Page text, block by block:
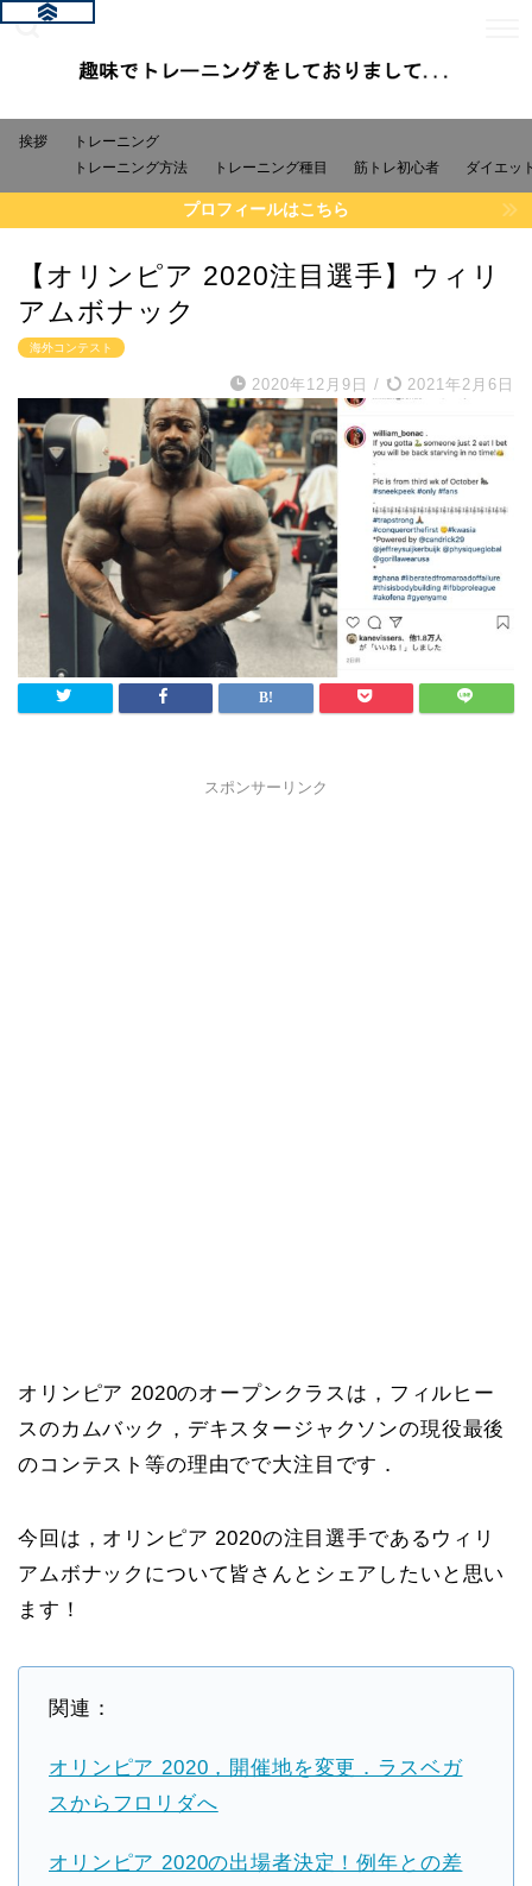
挨拶
トレーニング
トレーニング方法
トレーニング種目 筋トレ初心者 ダイエッ
プロフィールはこちら
【オリンピア 2020注目選手】ウィリ
アムボナック
海外コンテスト
2020年12月9日 / 2021年2月6日
スポンサーリンク
オリンピア 2020のオープンクラスは，フィルヒー
スのカムバック，デキスタージャクソンの現役最後
のコンテスト等の理由でで大注目です．
今回は，オリンピア 2020の注目選手であるウィリ
アムボナックについて皆さんとシェアしたいと思い
ます！
関連：
オリンピア 2020，開催地を変更．ラスベガ
スからフロリダへ
オリンピア 2020の出場者決定！例年との差